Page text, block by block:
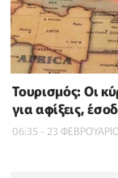
Τουρισμός: Οι
για αφίξεις,
06:35 - 23